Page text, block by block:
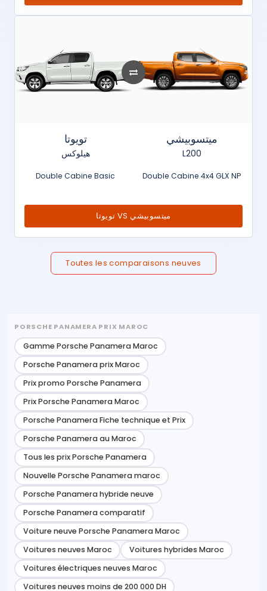
تويوتا
هيلوكس
Double Cabine Basic
ميتسوبيشي
L200
Double Cabine 4x4 GLX NP
تويوتا VS ميتسوبيشي
Toutes les comparaisons neuves
PORSCHE PANAMERA PRIX MAROC
Gamme Porsche Panamera Maroc
Porsche Panamera prix Maroc
Prix promo Porsche Panamera
Prix Porsche Panamera Maroc
Porsche Panamera Fiche technique et Prix
Porsche Panamera au Maroc
Tous les prix Porsche Panamera
Nouvelle Porsche Panamera maroc
Porsche Panamera hybride neuve
Porsche Panamera comparatif
Voiture neuve Porsche Panamera Maroc
Voitures neuves Maroc
Voitures hybrides Maroc
Voitures électriques neuves Maroc
Voitures neuves moins de 200 000 DH